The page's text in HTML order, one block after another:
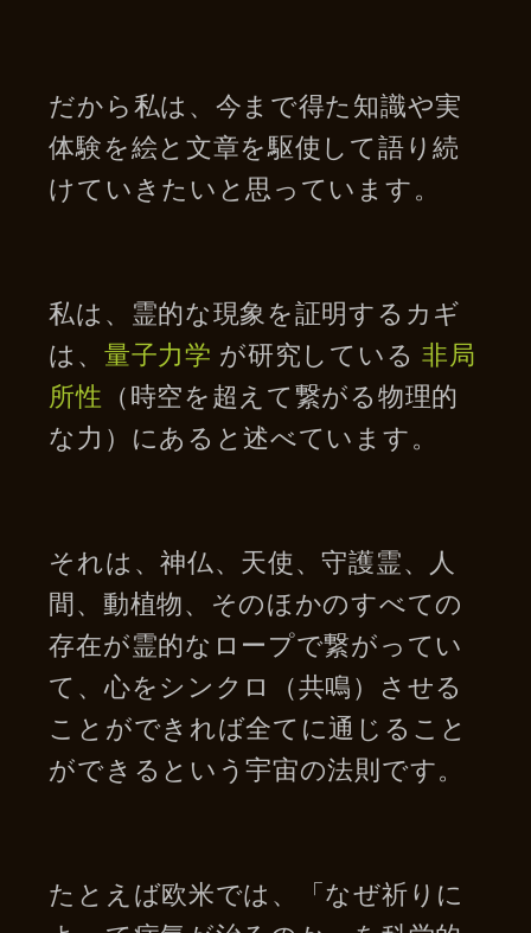
だから私は、今まで得た知識や実
体験を絵と文章を駆使して語り続
けていきたいと思っています。
私は、霊的な現象を証明するカギ
は、 量子力学 が研究している 非局
所性 （時空を超えて繋がる物理的
な力）にあると述べています。
それは、神仏、天使、守護霊、人
間、動植物、そのほかのすべての
存在が霊的なロープで繋がってい
て、心をシンクロ（共鳴）させる
ことができれば全てに通じること
ができるという宇宙の法則です。
たとえば欧米では、「なぜ祈りに